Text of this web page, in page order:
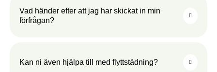
Vad händer efter att jag har skickat in min
förfrågan?
Kan ni även hjälpa till med flyttstädning?